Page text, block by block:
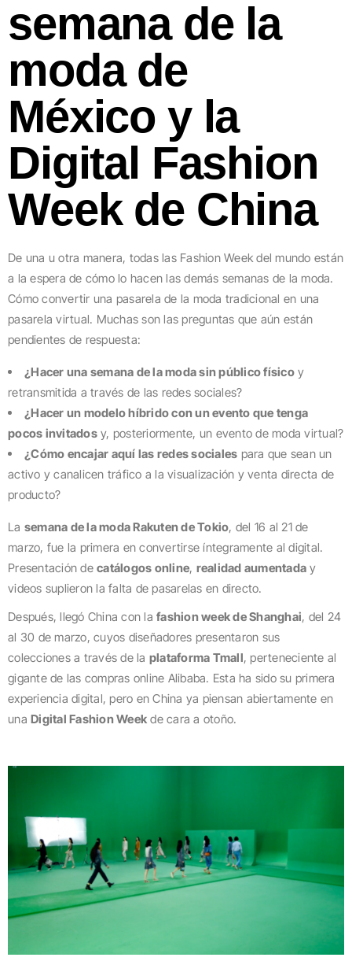
semana de la
moda de
México y la
Digital Fashion
Week de China
De una u otra manera, todas las Fashion Week del mundo están
a la espera de cómo lo hacen las demás semanas de la moda.
Cómo convertir una pasarela de la moda tradicional en una
pasarela virtual. Muchas son las preguntas que aún están
pendientes de respuesta:
¿Hacer una semana de la moda sin público físicoy
retransmitida a través de las redes sociales?
¿Hacer un modelo híbrido con un evento que tenga
pocos invitadosy, posteriormente, un evento de moda virtual?
¿Cómo encajar aquí las redes sociales para que sean un
activo y canalicen tráfico a la visualización y venta directa de
producto?
La semana de la moda Rakuten de Tokio, del 16 al 21 de
marzo, fue la primera en convertirse íntegramente al digital.
Presentación de catálogos online, realidad aumentada y
videos suplieron la falta de pasarelas en directo.
Después, llegó China con la fashion week de Shanghai, del 24
al 30 de marzo, cuyos diseñadores presentaron sus
colecciones a través de la plataforma Tmall, perteneciente al
gigante de las compras online Alibaba. Esta ha sido su primera
experiencia digital, pero en China ya piensan abiertamente en
una Digital Fashion Week de cara a otoño.